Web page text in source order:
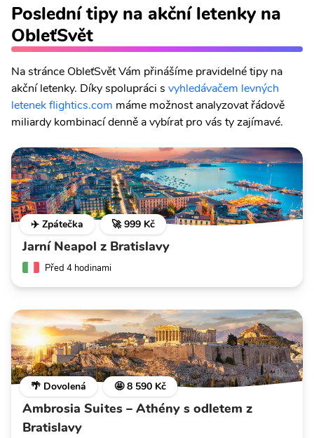
Poslední tipy na akční letenky na
ObleťSvět
Na stránce ObleťSvět Vám přinášíme pravidelné tipy na
akční letenky. Díky spolupráci s vyhledávačem levných
letenek flightics.com máme možnost analyzovat řádově
miliardy kombinací denně a vybírat pro vás ty zajímavé.
✈️ Zpátečka 🚀 999 Kč
Jarní Neapol z Bratislavy
Před 4 hodinami
🌴 Dovolená 🤩 8 590 Kč
Ambrosia Suites – Athény s odletem z
Bratislavy